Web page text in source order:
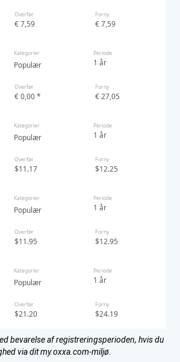
Overfør
€ 7,59
Forny
€ 7,59
Kategorier
Populær
Periode
1 år
Overfør
€ 0,00 *
Forny
€ 27,05
Kategorier
Populær
Periode
1 år
Overfør
$11.17
Forny
$12.25
Kategorier
Populær
Periode
1 år
Overfør
$11.95
Forny
$12.95
Kategorier
Populær
Periode
1 år
Overfør
$21.20
Forny
$24.19
bevarelse af registreringsperioden, hvis du
via dit my.oxxa.com-miljø.